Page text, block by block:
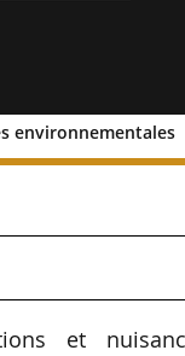
environnementales
par
et